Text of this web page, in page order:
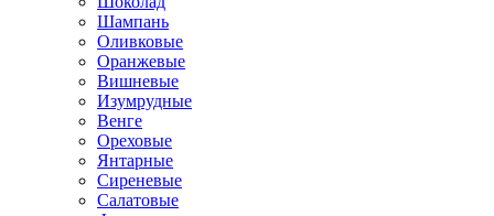
Шампань
Оливковые
Оранжевые
Вишневые
Изумрудные
Венге
Ореховые
Янтарные
Сиреневые
Салатовые